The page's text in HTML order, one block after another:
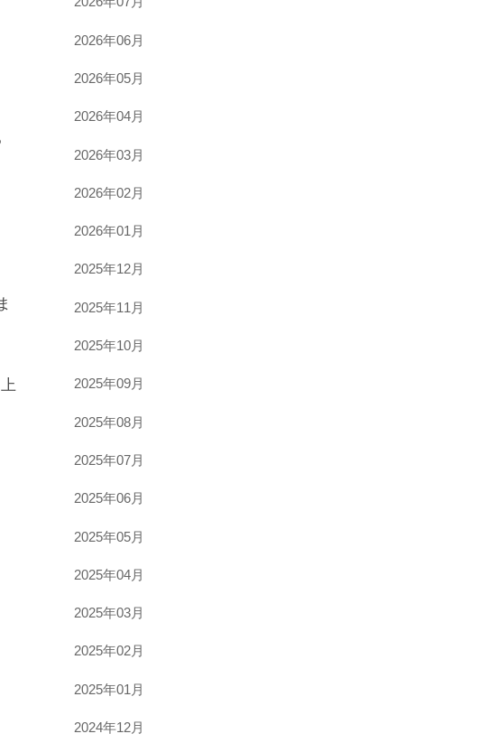
ハゲタカジャーナル関連情報
オープンアクセス論文投稿支援
葛飾区立図書館連携事業
Reserved.
2026年06月
2026年05月
2026年04月
2026年03月
2026年02月
2026年01月
2025年12月
2025年11月
2025年10月
2025年09月
2025年08月
2025年07月
2025年06月
2025年05月
2025年04月
2025年03月
2025年02月
2025年01月
2024年12月